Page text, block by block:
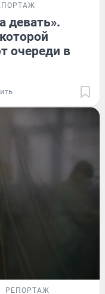
девать».
очереди в
РЕПОРТАЖ